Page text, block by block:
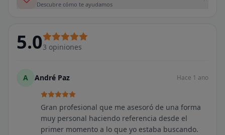
Descubre cómo te ayudamos
5.03 opiniones
A André Paz Hace 1 ano
Gran profesional que me asesoró de una forma
muy personal haciendo referencia desde el
primer momento a lo que yo estaba buscando.